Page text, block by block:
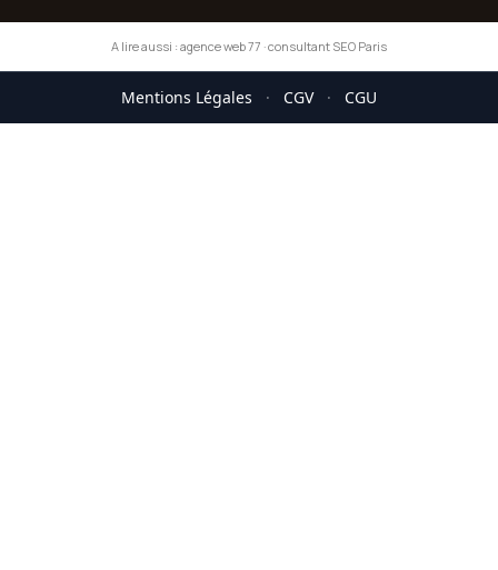
A lire aussi : agence web 77 ·consultant SEO Paris
Mentions Légales · CGV · CGU